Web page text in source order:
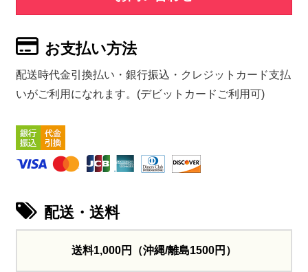
お支払い方法
配送時代金引換払い・銀行振込・クレジットカード支払
いがご利用になれます。(デビットカードご利用可)
配送・送料
送料1,000円 （沖縄/離島1500円）